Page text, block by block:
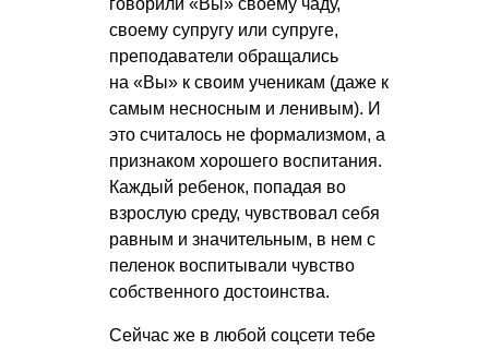
говорили «Вы» своему чаду,
своему супругу или супруге,
преподаватели обращались
на «Вы» к своим ученикам (даже к
самым несносным и ленивым). И
это считалось не формализмом, а
признаком хорошего воспитания.
Каждый ребенок, попадая во
взрослую среду, чувствовал себя
равным и значительным, в нем с
пеленок воспитывали чувство
собственного достоинства.
Сейчас же в любой соцсети тебе